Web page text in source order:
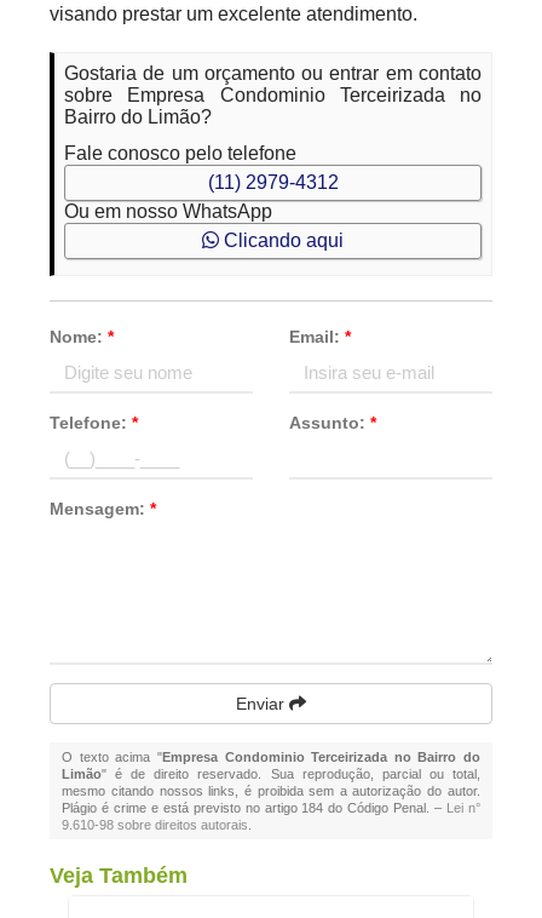
visando prestar um excelente atendimento.
Gostaria de um orçamento ou entrar em contato
sobre Empresa Condominio Terceirizada no
Bairro do Limão?
Fale conosco pelo telefone
(11) 2979-4312
Ou em nosso WhatsApp
Clicando aqui
Nome:* Email: *
Telefone:* Assunto: *
Mensagem:*
Enviar
O texto acima "Empresa Condominio Terceirizada no Bairro do
Limão" é de direito reservado. Sua reprodução, parcial ou total,
mesmo citando nossos links, é proibida sem a autorização do autor.
Plágio é crime e está previsto no artigo 184 do Código Penal. – Lei n°
9.610-98 sobre direitos autorais
Veja Também